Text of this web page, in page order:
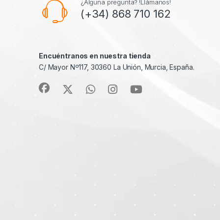
¿Alguna pregunta? !Llámanos!
(+34) 868 710 162
Encuéntranos en nuestra tienda
C/ Mayor Nº117, 30360 La Unión, Murcia, España.